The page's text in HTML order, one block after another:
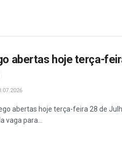
abertas hoje terça-
abertas hoje terça-feira 28 de
vaga para...